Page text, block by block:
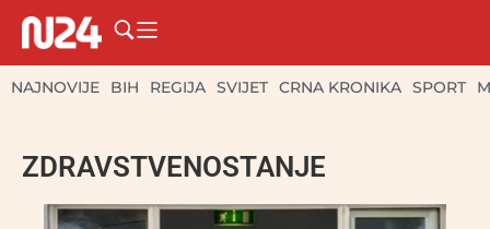
NAJNOVIJE BIH REGIJA SVIJET CRNA KRONIKA SPORT
ZDRAVSTVENOSTANJE